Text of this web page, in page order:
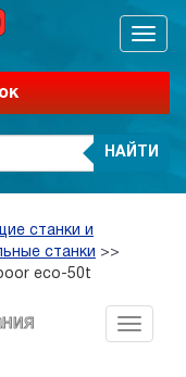
НАЙТИ
станки и
станки >>
eco-50t